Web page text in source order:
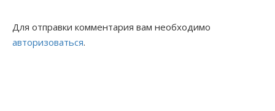
Для отправки комментария вам необходимо
авторизоваться.